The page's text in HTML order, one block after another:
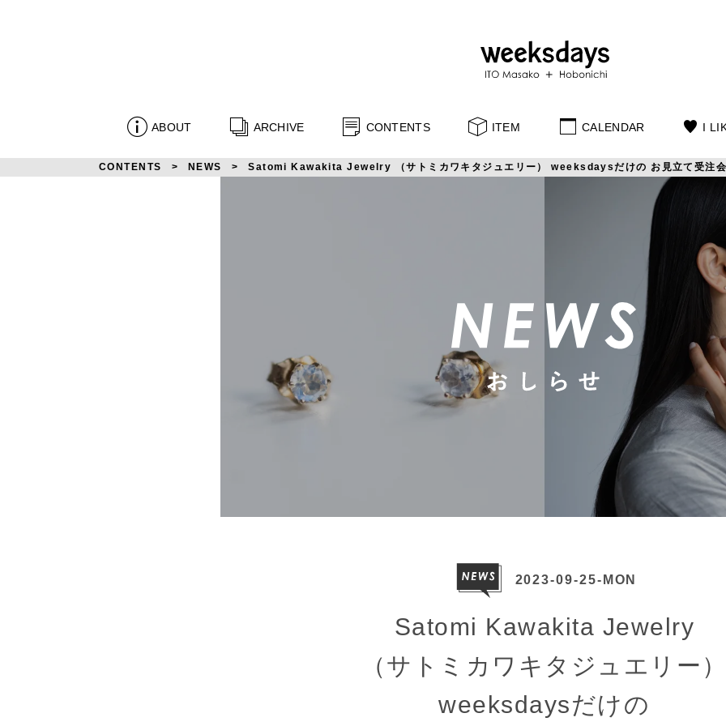
ABOUT ARCHIVE CONTENTS ITEM CALENDAR I
CONTENTS NEWS Satomi Kawakita Jewelry （サトミカワキタジュエリー） weeksdaysだけの お見立て受注会
2023-09-25-MON
Satomi Kawakita Jewelry
（サトミカワキタジュエリー
weeksdaysだけの